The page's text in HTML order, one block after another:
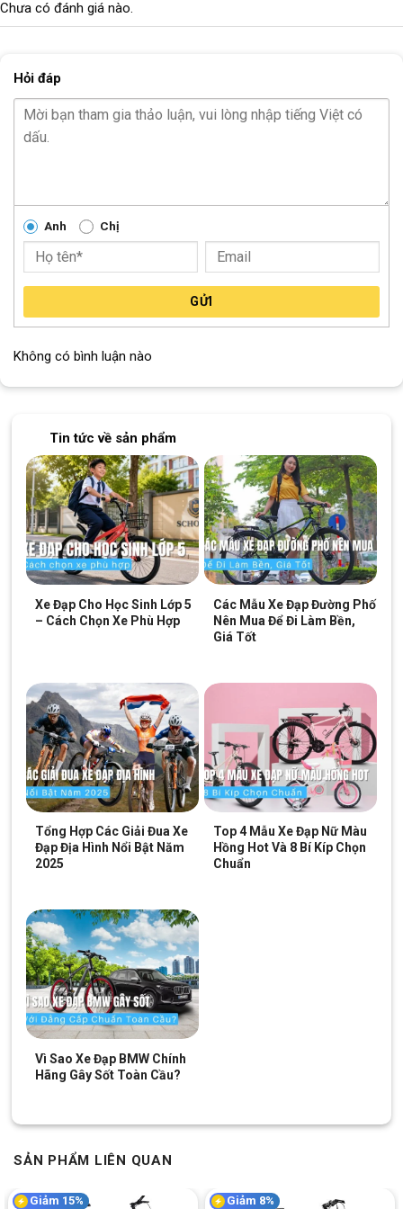
Chưa có đánh giá nào.
Hỏi đáp
Anh Chị
GỬI
Không có bình luận nào
Tin tức về sản phẩm
Xe Đạp Cho Học Sinh Lớp 5
– Cách Chọn Xe Phù Hợp
Các Mẫu Xe Đạp Đường Phố
Nên Mua Để Đi Làm Bền,
Giá Tốt
Tổng Hợp Các Giải Đua Xe
Đạp Địa Hình Nổi Bật Năm
2025
Top 4 Mẫu Xe Đạp Nữ Màu
Hồng Hot Và 8 Bí Kíp Chọn
Chuẩn
Vì Sao Xe Đạp BMW Chính
Hãng Gây Sốt Toàn Cầu?
SẢN PHẨM LIÊN QUAN
Giảm 15% Giảm 8%